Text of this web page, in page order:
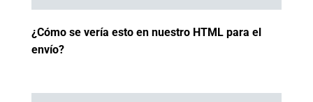
¿Cómo se vería esto en nuestro HTML para el
envío?